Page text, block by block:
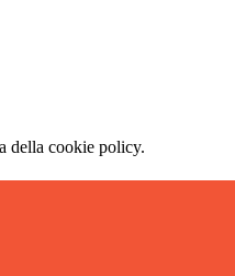
della cookie policy.